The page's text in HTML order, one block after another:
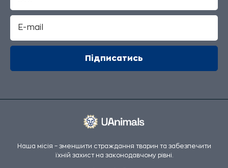
Наша місія – зменшити страждання тварин та забезпечити
їхній захист на законодавчому рівні.